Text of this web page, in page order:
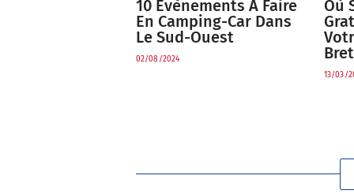
10 Évènements À Faire
En Camping-Car Dans
Le Sud-Ouest
02/08/2024
Où
13/03/